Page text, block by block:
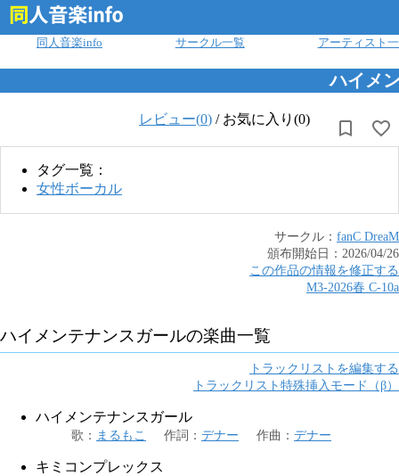
同人音楽info サークル一覧 アーティスト
ハイメ
レビュー(0) / お気に入り(0)
タグ一覧：
女性ボーカル
サークル： fanC DreaM
頒布開始日： 2026/04/26
この作品の情報を修正する
M3-2026春 C-10a
ハイメンテナンスガールの楽曲一覧
トラックリストを編集する
トラックリスト特殊挿入モード（β）
ハイメンテナンスガール
歌 ： まるもこ 作詞 ： デナー 作曲 ： デナー
キミコンプレックス